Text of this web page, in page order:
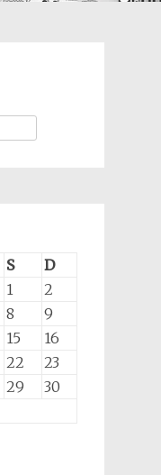
S
D
1
2
8
9
15
16
22
23
29
30